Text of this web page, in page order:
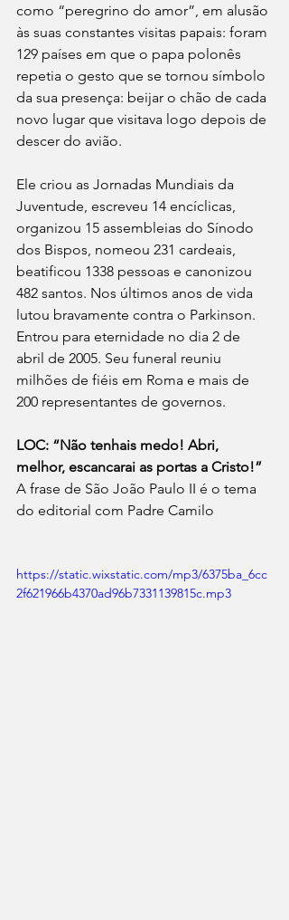
como “peregrino do amor”, em alusão
às suas constantes visitas papais: foram
129 países em que o papa polonês
repetia o gesto que se tornou símbolo
da sua presença: beijar o chão de cada
novo lugar que visitava logo depois de
descer do avião.
Ele criou as Jornadas Mundiais da
Juventude, escreveu 14 encíclicas,
organizou 15 assembleias do Sínodo
dos Bispos, nomeou 231 cardeais,
beatificou 1338 pessoas e canonizou
482 santos. Nos últimos anos de vida
lutou bravamente contra o Parkinson.
Entrou para eternidade no dia 2 de
abril de 2005. Seu funeral reuniu
milhões de fiéis em Roma e mais de
200 representantes de governos.
LOC: “Não tenhais medo! Abri,
melhor, escancarai as portas a Cristo!”
A frase de São João Paulo II é o tema
do editorial com Padre Camilo
https://static.wixstatic.com/mp3/6375ba_6cc
2f621966b4370ad96b7331139815c.mp3